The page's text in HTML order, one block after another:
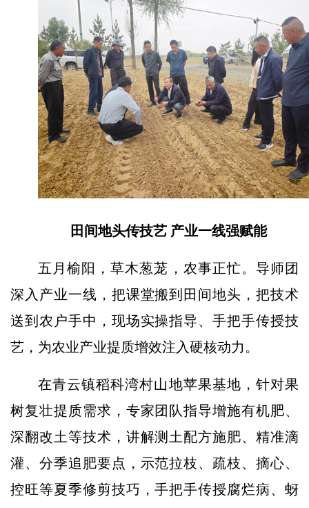
田间地头传技艺 产业一线强赋能
五月榆阳，草木葱茏，农事正忙。导师团
深入产业一线，把课堂搬到田间地头，把技术
送到农户手中，现场实操指导、手把手传授技
艺，为农业产业提质增效注入硬核动力。
在青云镇稻科湾村山地苹果基地，针对果
树复壮提质需求，专家团队指导增施有机肥、
深翻改土等技术，讲解测土配方施肥、精准滴
灌、分季追肥要点，示范拉枝、疏枝、摘心、
控旺等夏季修剪技巧，手把手传授腐烂病、蚜